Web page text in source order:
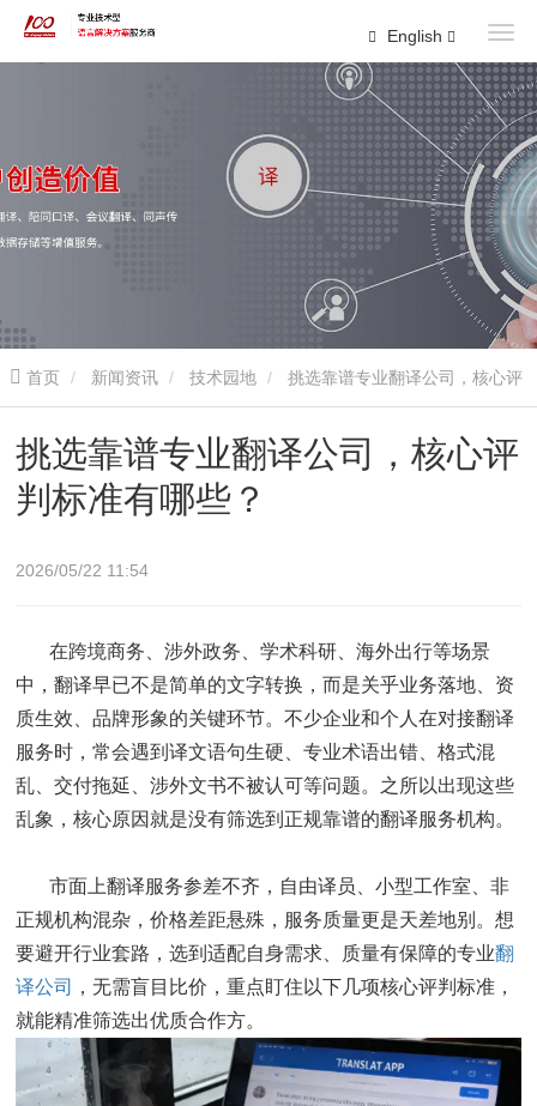
English
首页 新闻资讯 技术园地
判标准有哪些？
挑选靠谱专业翻译公司，核心评
判标准有哪些？
2026/05/22 11:54
在跨境商务、涉外政务、学术科研、海外出行等场景
中，翻译早已不是简单的文字转换，而是关乎业务落地、资
质生效、品牌形象的关键环节。不少企业和个人在对接翻译
服务时，常会遇到译文语句生硬、专业术语出错、格式混
乱、交付拖延、涉外文书不被认可等问题。之所以出现这些
乱象，核心原因就是没有筛选到正规靠谱的翻译服务机构。
市面上翻译服务参差不齐，自由译员、小型工作室、非
正规机构混杂，价格差距悬殊，服务质量更是天差地别。想
要避开行业套路，选到适配自身需求、质量有保障的专业翻
译公司
，无需盲目比价，重点盯住以下几项核心评判标准，
就能精准筛选出优质合作方。